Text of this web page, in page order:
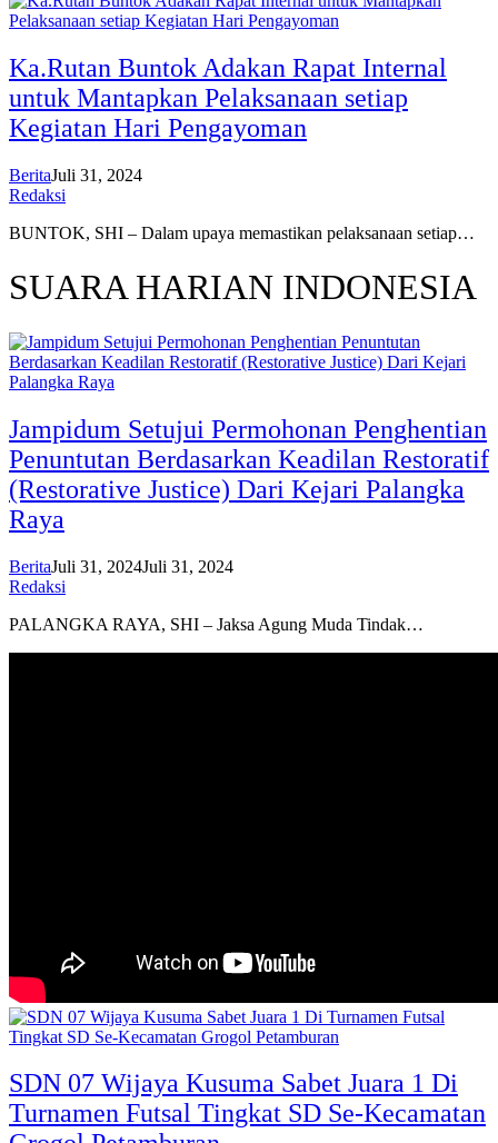
Ka.Rutan Buntok Adakan Rapat Internal
untuk Mantapkan Pelaksanaan setiap
Kegiatan Hari Pengayoman
BeritaJuli 31, 2024
Redaksi
BUNTOK, SHI – Dalam upaya memastikan pelaksanaan setiap…
SUARA HARIAN INDONESIA
Jampidum Setujui Permohonan Penghentian
Penuntutan Berdasarkan Keadilan Restoratif
(Restorative Justice) Dari Kejari Palangka
Raya
BeritaJuli 31, 2024Juli 31, 2024
Redaksi
PALANGKA RAYA, SHI – Jaksa Agung Muda Tindak…
SDN 07 Wijaya Kusuma Sabet Juara 1 Di
Turnamen Futsal Tingkat SD Se-Kecamatan